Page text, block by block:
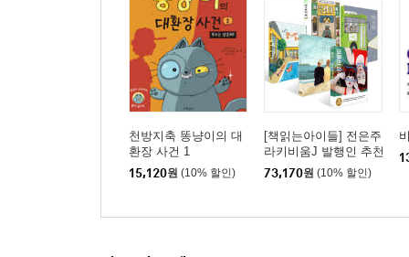
천방지축 똥냥이의 대
환장 사건 1
15,120원 (10% 할인)
[책읽는아이들] 전은주
라키비움J 발행인 추천
초등 5~6학년 세트
73,170원 (10% 할인)